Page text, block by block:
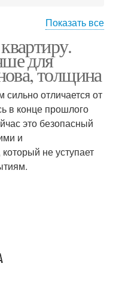
соответствии
линолеум
Показать все
для
толщина
отличается от
в конце прошлого
это безопасный
и
не уступает